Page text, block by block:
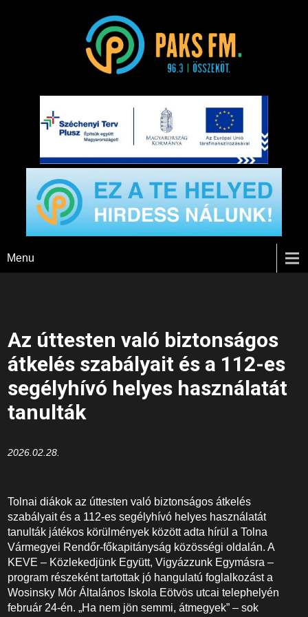
Paks FM
Menu
Az úttesten való biztonságos
átkelés szabályait és a 112-es
segélyhívó helyes használatát
tanulták
2026.02.28.
Tolnai diákok az úttesten való biztonságos átkelés
szabályait és a 112-es segélyhívó helyes használatát
tanulták játékos körülmények között adta hírül a Tolna
Vármegyei Rendőr-főkapitányság közösségi oldalán. A
KEVE – Közlekedjünk Együtt, Vigyázzunk Egymásra –
program részeként tartottak jó hangulatú foglalkozást a
Wosinsky Mór Általános Iskola Eötvös utcai telephelyén
február 24-én. „Ha nem jön semmi, átmegyek” – sok